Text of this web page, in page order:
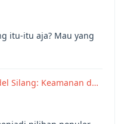
itu-itu aja? Mau yang
Silang: Keamanan d…